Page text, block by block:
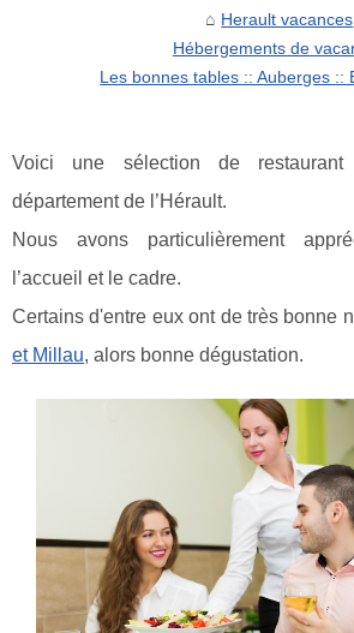
Herault vacances
Hébergements de
Les bonnes tables :: Auberges ::
Voici une sélection de
département de l’Hérault.
Nous avons particulièrement
l’accueil et le cadre.
Certains d'entre eux ont de très bonne
et Millau, alors bonne dégustation.